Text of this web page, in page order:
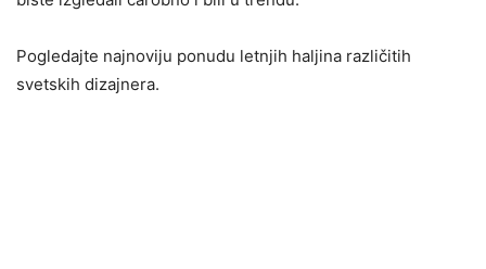
Pogledajte najnoviju ponudu letnjih haljina različitih
svetskih dizajnera.